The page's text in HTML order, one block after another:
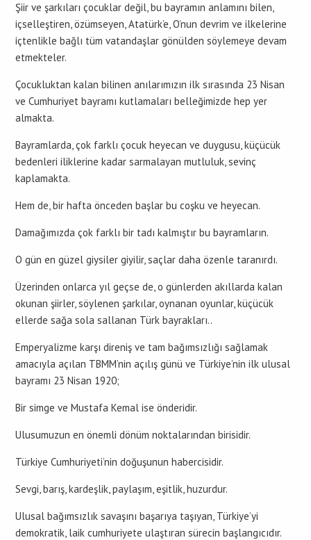
Şiir ve şarkıları çocuklar değil, bu bayramın anlamını bilen,
içselleştiren, özümseyen, Atatürk’e, O’nun devrim ve ilkelerine
içtenlikle bağlı tüm vatandaşlar gönülden söylemeye devam
etmekteler.
Çocukluktan kalan bilinen anılarımızın ilk sırasında 23 Nisan
ve Cumhuriyet bayramı kutlamaları belleğimizde hep yer
almakta.
Bayramlarda, çok farklı çocuk heyecan ve duygusu, küçücük
bedenleri iliklerine kadar sarmalayan mutluluk, sevinç
kaplamakta.
Hem de, bir hafta önceden başlar bu coşku ve heyecan.
Damağımızda çok farklı bir tadı kalmıştır bu bayramların.
O gün en güzel giysiler giyilir, saçlar daha özenle taranırdı.
Üzerinden onlarca yıl geçse de, o günlerden akıllarda kalan
okunan şiirler, söylenen şarkılar, oynanan oyunlar, küçücük
ellerde sağa sola sallanan Türk bayrakları..
Emperyalizme karşı direniş ve tam bağımsızlığı sağlamak
amacıyla açılan TBMM’nin açılış günü ve Türkiye’nin ilk ulusal
bayramı 23 Nisan 1920;
Bir simge ve Mustafa Kemal ise önderidir.
Ulusumuzun en önemli dönüm noktalarından birisidir.
Türkiye Cumhuriyeti’nin doğuşunun habercisidir.
Sevgi, barış, kardeşlik, paylaşım, eşitlik, huzurdur.
Ulusal bağımsızlık savaşını başarıya taşıyan, Türkiye’yi
demokratik, laik cumhuriyete ulaştıran sürecin başlangıcıdır.